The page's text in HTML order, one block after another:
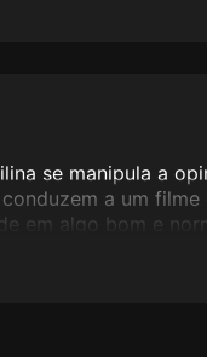
se manipula a
a um
em algo bom e
altera o